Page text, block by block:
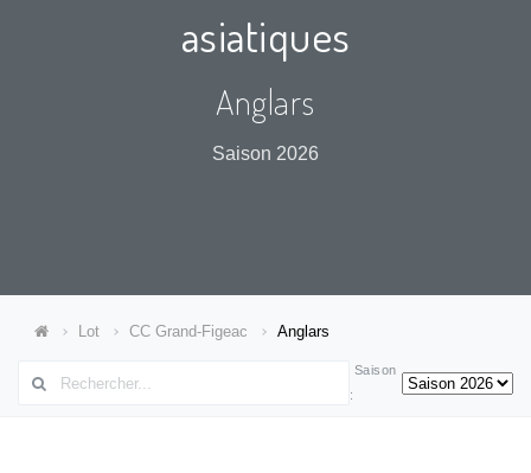
asiatiques
Anglars
Saison 2026
Lot CC Grand-Figeac Anglars
Saison
: